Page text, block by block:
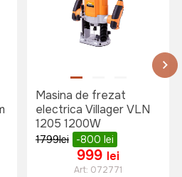
de lucru Wokin XL
de lucru Wokin XL
Masina de frezat
electrica Villager VLN
1205 1200W
1799lei -800 lei
999 lei
Art: 072771